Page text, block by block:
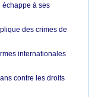
échappe à ses
des crimes de
internationales
contre les droits